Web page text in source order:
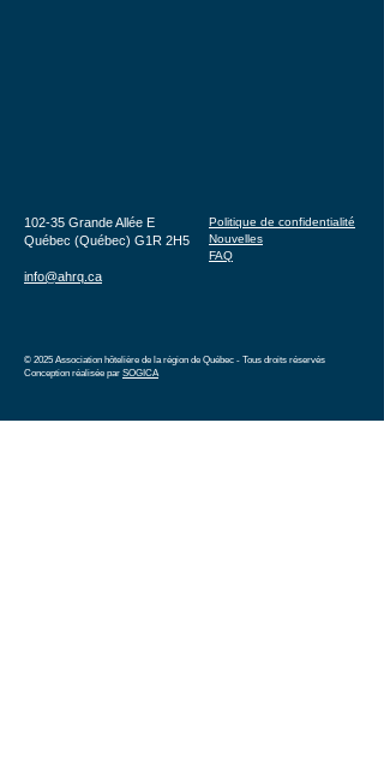
Politique de confidentialité
Nouvelles
FAQ
102-35 Grande Allée E
Québec (Québec) G1R 2H5
info@ahrq.ca
© 2025 Association hôtelière de la région de Québec - Tous droits réservés
Conception réalisée par SOGICA